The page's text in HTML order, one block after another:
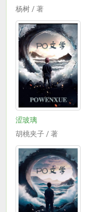
杨树 / 著
涩玻璃
胡桃夹子 / 著